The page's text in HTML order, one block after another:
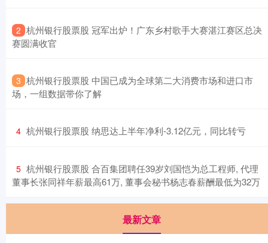
2 ​杭州银行股票股 冠军出炉！广东乡村歌手大赛湛江赛区总决
赛圆满收官
3 ​杭州银行股票股 中国已成为全球第二大消费市场和进口市
场，一组数据带你了解
4 ​杭州银行股票股 纳思达上半年净利-3.12亿元，同比转亏
5 ​杭州银行股票股 合百集团聘任39岁刘国恺为总工程师, 代理
董事长张同祥年薪最高61万, 董事会秘书杨志春薪酬最低为32万
最新文章